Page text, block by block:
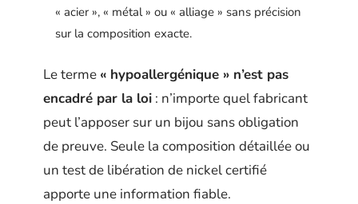
« acier », « métal » ou « alliage » sans précision
sur la composition exacte.
Le terme « hypoallergénique » n’est pas
encadré par la loi : n’importe quel fabricant
peut l’apposer sur un bijou sans obligation
de preuve. Seule la composition détaillée ou
un test de libération de nickel certifié
apporte une information fiable.